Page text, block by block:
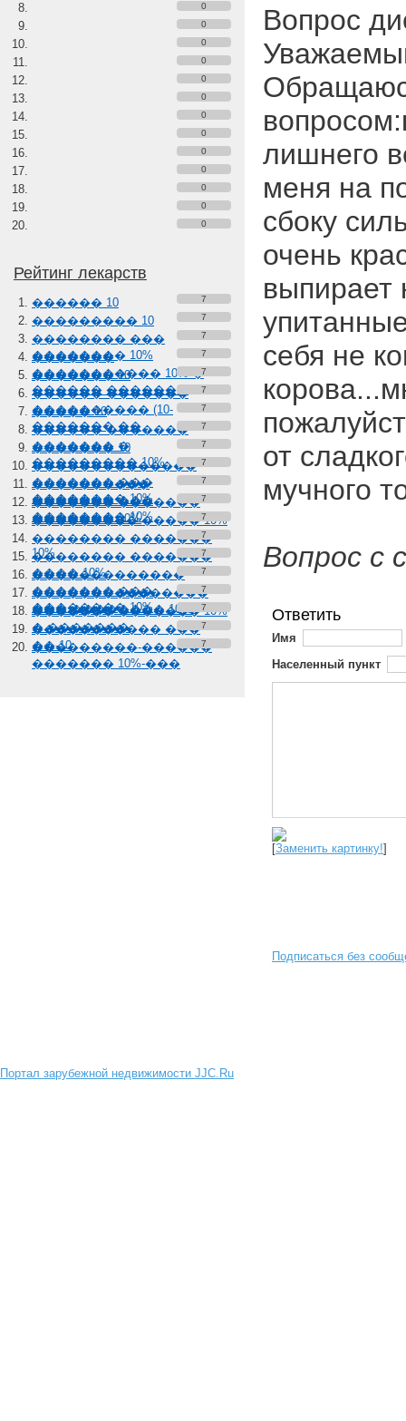
0
0
0
0
0
0
0
0
0
0
0
0
0
Рейтинг лекарств
������ 10 7
��������� 10 7
�������� ���
�������� 10%
7
�������
����������� 10% �
������ �������
7
������� 10 7
������ �������
���������� (10-
������� ��
7
����� 10 7
������ �������
������� �
��������� 10%
7
������� 10 7
��������������
������� ���
�������� 10%
7
����������
������� ���
�������� 10%
7
������� �������
������� 10%
7
��������� ����� 10%
7
�������� �������
10%
7
�������� �������
���� 10%
7
�������������
������� ���
�������� 10%
7
���������������
��� �������� 10%
7
������� ������� 10%
� �������
7
����������� ���
��-10
7
���������-������
������� 10%-���
7
Вопрос
лишнего
меня на
сбоку
очень
выпирает
себя не
от
мучного
Вопрос с
Ответить
Имя
Населенный пункт
[Заменить картинку!]
Подписаться без
Портал зарубежной недвижимости JJC.Ru